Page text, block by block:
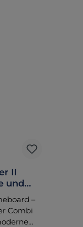
II
und
Gurten
–
Combi